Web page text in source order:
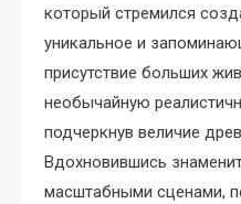
который стремился
уникальное и
присутствие больших
необычайную
подчеркнув величие
Вдохновившись
масштабными сценами,